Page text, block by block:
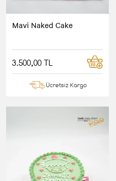
Mavi Naked Cake
3.500,00 TL
Ücretsiz Kargo